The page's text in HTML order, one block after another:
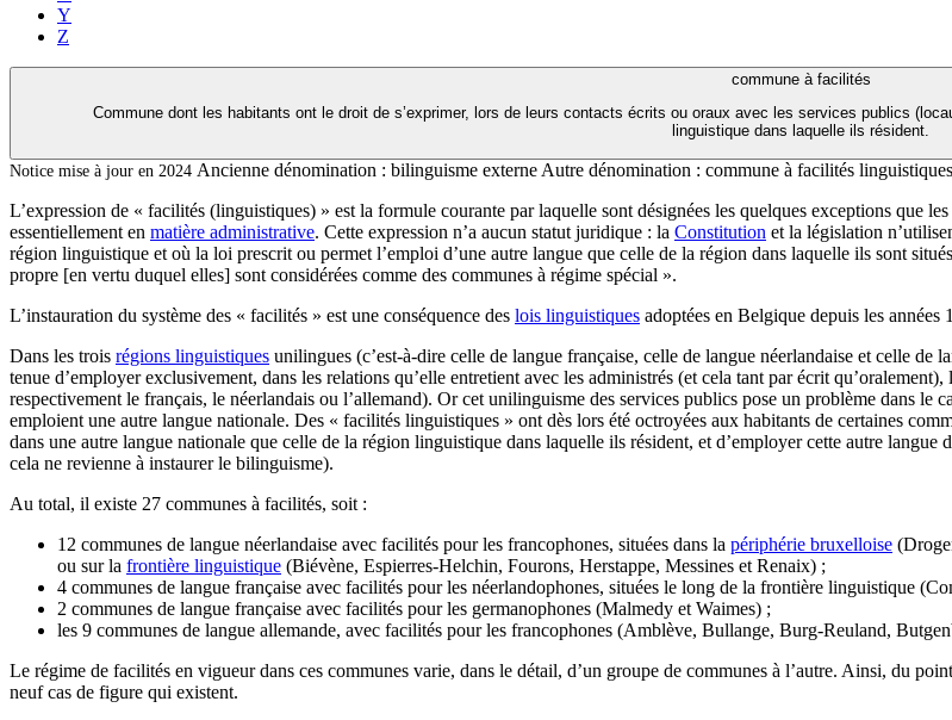
Y
Z
commune à facilités
Commune dont les habitants ont le droit de s’exprimer, lors de leurs contacts écrits ou oraux avec les services publics
linguistique dans laquelle ils résident.
Notice mise à jour en 2024 Ancienne dénomination : bilinguisme externe Autre dénomination : commune à facilités linguistiques
L’expression de « facilités (linguistiques) » est la formule courante par laquelle sont désignées les quelques exceptions que les
essentiellement en matière administrative. Cette expression n’a aucun statut juridique : la Constitution et la législation
région linguistique et où la loi prescrit ou permet l’emploi d’une autre langue que celle de la région dans laquelle ils sont
propre [en vertu duquel elles] sont considérées comme des communes à régime spécial ».
L’instauration du système des « facilités » est une conséquence des lois linguistiques adoptées en Belgique depuis les années
Dans les trois régions linguistiques unilingues (c’est-à-dire celle de langue française, celle de langue néerlandaise et celle de
tenue d’employer exclusivement, dans les relations qu’elle entretient avec les administrés (et cela tant par écrit
respectivement le français, le néerlandais ou l’allemand). Or cet unilinguisme des services publics pose un problème dans
emploient une autre langue nationale. Des « facilités linguistiques » ont dès lors été octroyées aux habitants de certaines
dans une autre langue nationale que celle de la région linguistique dans laquelle ils résident, et d’employer cette autre
cela ne revienne à instaurer le bilinguisme).
Au total, il existe 27 communes à facilités, soit :
12 communes de langue néerlandaise avec facilités pour les francophones, situées dans la périphérie bruxelloise
ou sur la frontière linguistique (Biévène, Espierres-Helchin, Fourons, Herstappe, Messines et Renaix) ;
4 communes de langue française avec facilités pour les néerlandophones, situées le long de la frontière linguistique
2 communes de langue française avec facilités pour les germanophones (Malmedy et Waimes) ;
les 9 communes de langue allemande, avec facilités pour les francophones (Amblève, Bullange, Burg-Reuland,
Le régime de facilités en vigueur dans ces communes varie, dans le détail, d’un groupe de communes à l’autre. Ainsi, du
neuf cas de figure qui existent.